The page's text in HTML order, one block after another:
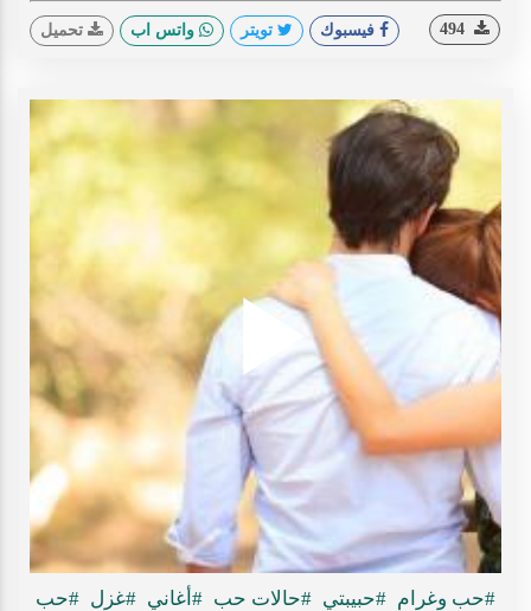
فيسبوك تويتر واتس اب تحميل
Play
#حب وغرام #حبيبتي #حالات حب #أغاني #غزل #حب